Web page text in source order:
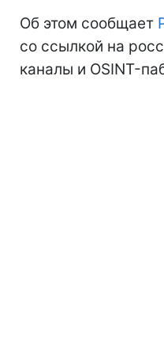
Об этом сообщает
со ссылкой на
каналы и OSINT-